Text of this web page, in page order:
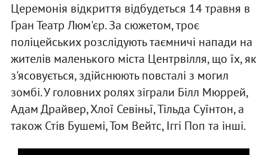
Церемонія відкриття відбудеться 14 травня в
Гран Театр Люм'єр. За сюжетом, троє
поліцейських розслідують таємничі напади на
жителів маленького міста Центрвілля, що їх, як
з'ясовується, здійснюють повсталі з могил
зомбі. У головних ролях зіграли Білл Мюррей,
Адам Драйвер, Хлої Севіньї, Тільда Суїнтон, а
також Стів Бушемі, Том Вейтс, Іггі Поп та інші.